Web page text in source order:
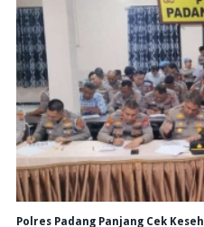
Polres Padang Panjang Cek